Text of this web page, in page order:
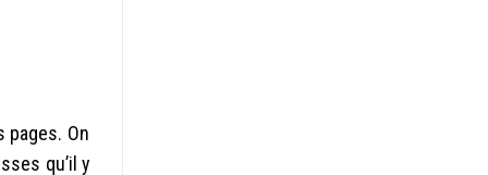
pages. On
qu’il y